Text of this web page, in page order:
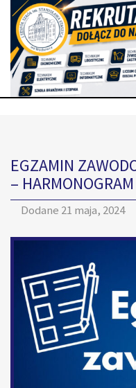
EGZAMIN
– HARMONOGRAM
Dodane 21 maja, 2024